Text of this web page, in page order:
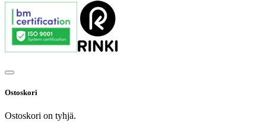
Ostoskori
Ostoskori on tyhjä.